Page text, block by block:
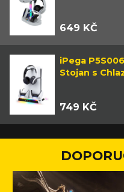
649 KČ
iPega
Stojan s
749 KČ